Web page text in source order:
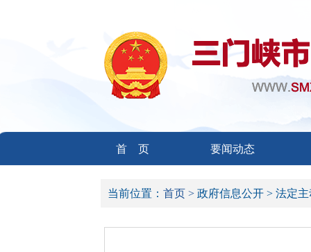
首 页 要闻动态
当前位置： 首页 > 政府信息公开 > 法定